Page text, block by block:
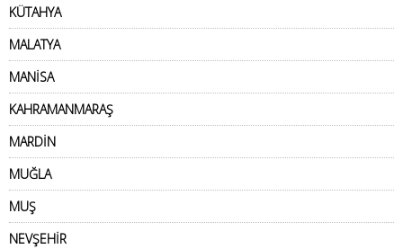
KÜTAHYA
MALATYA
MANİSA
KAHRAMANMARAŞ
MARDİN
MUĞLA
MUŞ
NEVŞEHİR